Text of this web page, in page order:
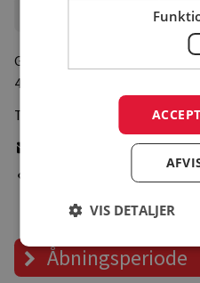
Campingpladsen
Godthåbs Allé 7
4873 Væggerløse
Tlf.:
Gå til pladsens
Åbningsperiode
VIS DETALJER